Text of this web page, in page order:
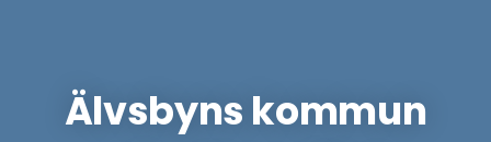
Älvsbyns kommun